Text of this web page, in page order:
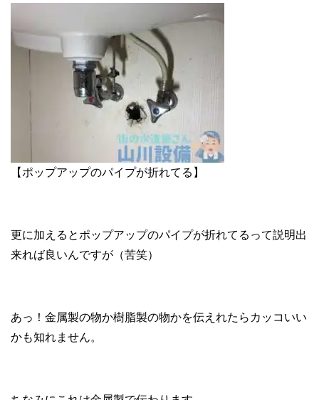
【ポップアップのパイプが折れてる】
更に加えるとポップアップのパイプが折れてるって説明出
来れば良いんですが（苦笑）
あっ！金属製の物か樹脂製の物かを伝えれたらカッコいい
かも知れません。